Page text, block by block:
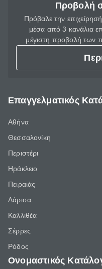
Προβολή
Πρόβαλε την
μέσα από 3 κανάλια
μέγιστη προβολή των
Επαγγελματικός
Αθήνα
Θεσσαλονίκη
Περιστέρι
Ηράκλειο
Πειραιάς
Λάρισα
Καλλιθέα
Σέρρες
Ρόδος
Ονομαστικός